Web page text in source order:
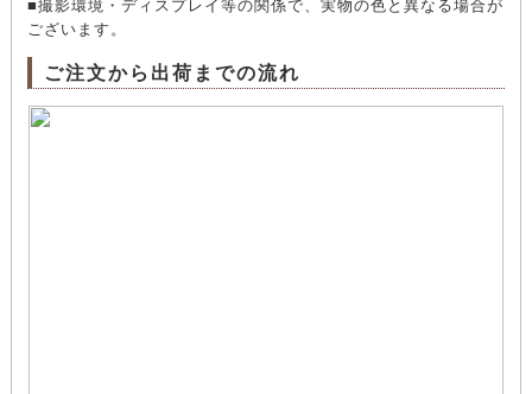
■撮影環境・ディスプレイ等の関係で、実物の色と異なる場合が
ございます。
ご注文から出荷までの流れ